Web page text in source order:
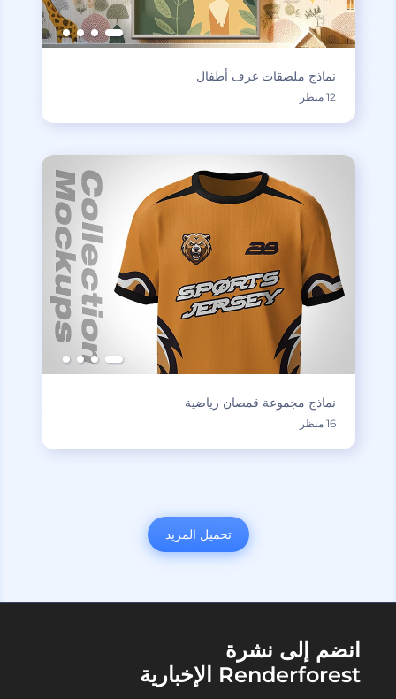
نماذج ملصقات غرف أطفال
12 منظر
نماذج مجموعة قمصان رياضية
16 منظر
تحميل المزيد
انضم إلى نشرة
Renderforest الإخبارية